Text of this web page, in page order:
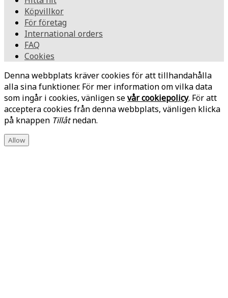
Köpvillkor
För företag
International orders
FAQ
Cookies
Denna webbplats kräver cookies för att tillhandahålla
alla sina funktioner. För mer information om vilka data
som ingår i cookies, vänligen sevår cookiepolicy. För att
acceptera cookies från denna webbplats, vänligen klicka
på knappen Tillåtnedan.
Allow